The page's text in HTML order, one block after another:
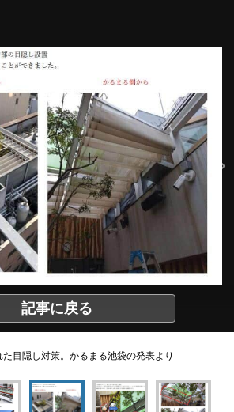
記事に戻る
た目隠し対策。かるまる池袋の発表より